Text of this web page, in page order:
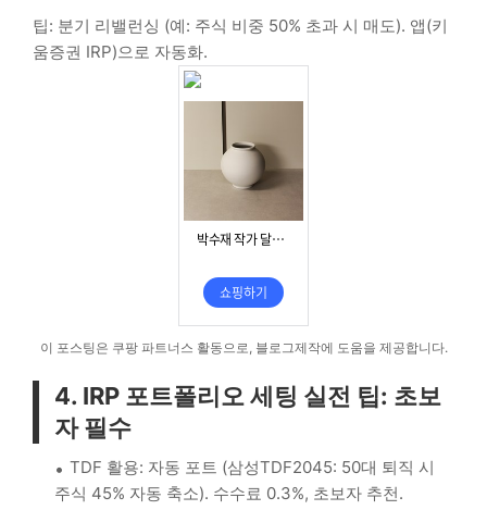
팁: 분기 리밸런싱 (예: 주식 비중 50% 초과 시 매도). 앱(키
움증권 IRP)으로 자동화.
이 포스팅은 쿠팡 파트너스 활동으로, 블로그제작에 도움을 제공합니다.
4. IRP 포트폴리오 세팅 실전 팁: 초보
자 필수
TDF 활용: 자동 포트 (삼성TDF2045: 50대 퇴직 시
주식 45% 자동 축소). 수수료 0.3%, 초보자 추천.